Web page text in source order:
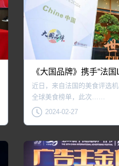
近日，来自法国的美食评选
全球美食榜单，此次……
2024-02-27